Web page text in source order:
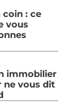
coin : ce
vous
immobilier
ne vous dit